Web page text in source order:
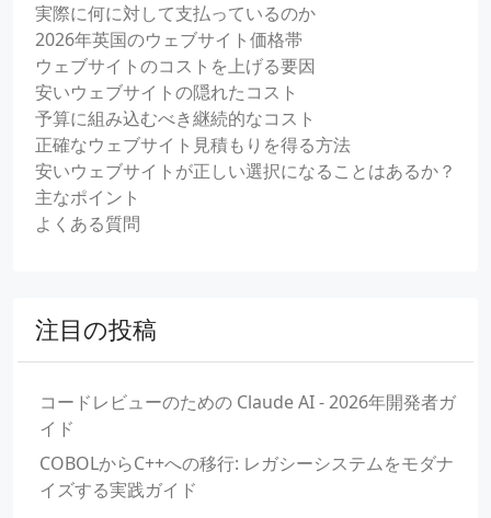
実際に何に対して支払っているのか
2026年英国のウェブサイト価格帯
ウェブサイトのコストを上げる要因
安いウェブサイトの隠れたコスト
予算に組み込むべき継続的なコスト
正確なウェブサイト見積もりを得る方法
安いウェブサイトが正しい選択になることはあるか？
主なポイント
よくある質問
注目の投稿
コードレビューのための Claude AI - 2026年開発者ガ
イド
COBOLからC++への移行: レガシーシステムをモダナ
イズする実践ガイド